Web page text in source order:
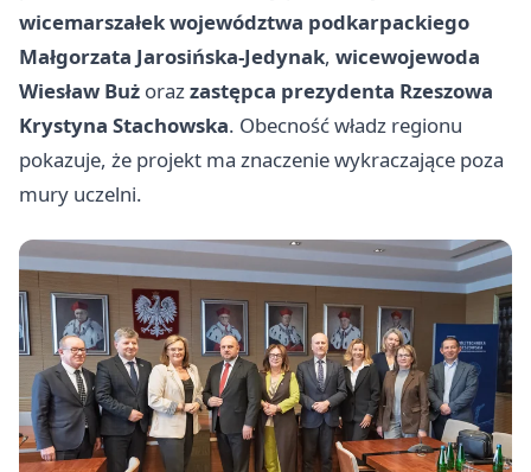
wicemarszałek województwa podkarpackiego
Małgorzata Jarosińska-Jedynak, wicewojewoda
Wiesław Buż orazzastępca prezydenta Rzeszowa
Krystyna Stachowska. Obecność władz regionu
pokazuje, że projekt ma znaczenie wykraczające poza
mury uczelni.